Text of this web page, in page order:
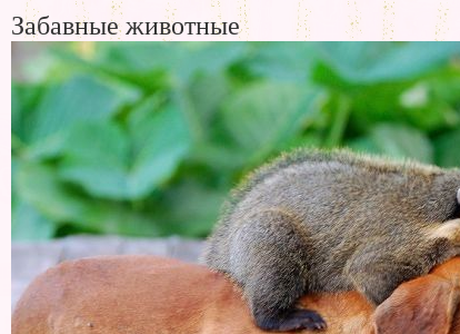
Забавные животные